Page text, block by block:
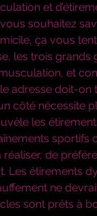
et
souhaitez
ça vous
les trois grands
et
adresse doit-on
côté nécessite
les
sportifs
réaliser, de
Les étirements
ne
sont prêts à